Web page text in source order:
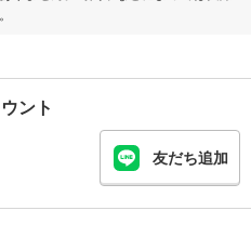
ント
友だち追加